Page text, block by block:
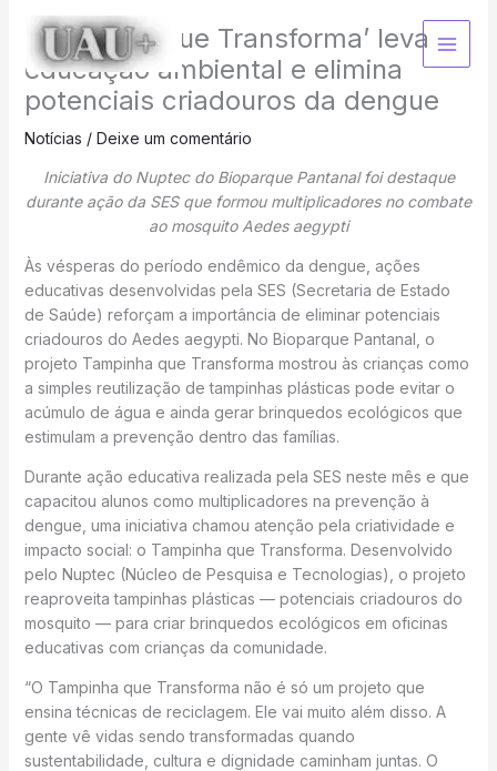
conteúdo
‘Tampinha que Transforma’ leva
educação ambiental e elimina
potenciais criadouros da dengue
Notícias / Deixe um comentário
Iniciativa do Nuptec do Bioparque Pantanal foi destaque
durante ação da SES que formou multiplicadores no combate
ao mosquito Aedes aegypti
Às vésperas do período endêmico da dengue, ações
educativas desenvolvidas pela SES (Secretaria de Estado
de Saúde) reforçam a importância de eliminar potenciais
criadouros do Aedes aegypti. No Bioparque Pantanal, o
projeto Tampinha que Transforma mostrou às crianças como
a simples reutilização de tampinhas plásticas pode evitar o
acúmulo de água e ainda gerar brinquedos ecológicos que
estimulam a prevenção dentro das famílias.
Durante ação educativa realizada pela SES neste mês e que
capacitou alunos como multiplicadores na prevenção à
dengue, uma iniciativa chamou atenção pela criatividade e
impacto social: o Tampinha que Transforma. Desenvolvido
pelo Nuptec (Núcleo de Pesquisa e Tecnologias), o projeto
reaproveita tampinhas plásticas — potenciais criadouros do
mosquito — para criar brinquedos ecológicos em oficinas
educativas com crianças da comunidade.
“O Tampinha que Transforma não é só um projeto que
ensina técnicas de reciclagem. Ele vai muito além disso. A
gente vê vidas sendo transformadas quando
sustentabilidade, cultura e dignidade caminham juntas. O